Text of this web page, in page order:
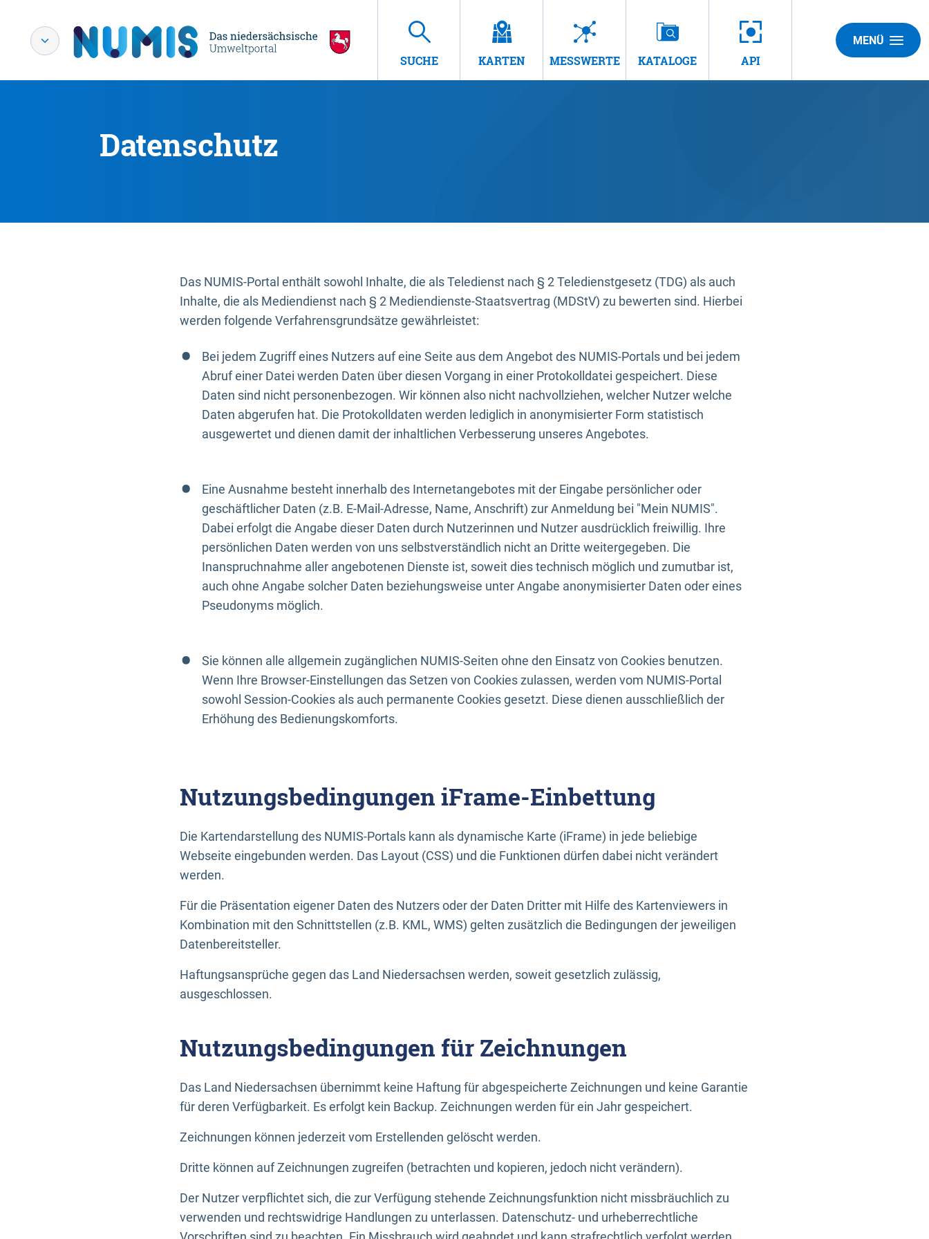
SUCHE KARTEN MESSWERTE KATALOGE API
MENÜ
Datenschutz
Das NUMIS-Portal enthält sowohl Inhalte, die als Teledienst nach § 2 Teledienstgesetz (TDG) als auch
Inhalte, die als Mediendienst nach § 2 Mediendienste-Staatsvertrag (MDStV) zu bewerten sind. Hierbei
werden folgende Verfahrensgrundsätze gewährleistet:
Bei jedem Zugriff eines Nutzers auf eine Seite aus dem Angebot des NUMIS-Portals und bei jedem
Abruf einer Datei werden Daten über diesen Vorgang in einer Protokolldatei gespeichert. Diese
Daten sind nicht personenbezogen. Wir können also nicht nachvollziehen, welcher Nutzer welche
Daten abgerufen hat. Die Protokolldaten werden lediglich in anonymisierter Form statistisch
ausgewertet und dienen damit der inhaltlichen Verbesserung unseres Angebotes.
Eine Ausnahme besteht innerhalb des Internetangebotes mit der Eingabe persönlicher oder
geschäftlicher Daten (z.B. E-Mail-Adresse, Name, Anschrift) zur Anmeldung bei "Mein NUMIS".
Dabei erfolgt die Angabe dieser Daten durch Nutzerinnen und Nutzer ausdrücklich freiwillig. Ihre
persönlichen Daten werden von uns selbstverständlich nicht an Dritte weitergegeben. Die
Inanspruchnahme aller angebotenen Dienste ist, soweit dies technisch möglich und zumutbar ist,
auch ohne Angabe solcher Daten beziehungsweise unter Angabe anonymisierter Daten oder eines
Pseudonyms möglich.
Sie können alle allgemein zugänglichen NUMIS-Seiten ohne den Einsatz von Cookies benutzen.
Wenn Ihre Browser-Einstellungen das Setzen von Cookies zulassen, werden vom NUMIS-Portal
sowohl Session-Cookies als auch permanente Cookies gesetzt. Diese dienen ausschließlich der
Erhöhung des Bedienungskomforts.
Nutzungsbedingungen iFrame-Einbettung
Die Kartendarstellung des NUMIS-Portals kann als dynamische Karte (iFrame) in jede beliebige
Webseite eingebunden werden. Das Layout (CSS) und die Funktionen dürfen dabei nicht verändert
werden.
Für die Präsentation eigener Daten des Nutzers oder der Daten Dritter mit Hilfe des Kartenviewers in
Kombination mit den Schnittstellen (z.B. KML, WMS) gelten zusätzlich die Bedingungen der jeweiligen
Datenbereitsteller.
Haftungsansprüche gegen das Land Niedersachsen werden, soweit gesetzlich zulässig,
ausgeschlossen.
Nutzungsbedingungen für Zeichnungen
Das Land Niedersachsen übernimmt keine Haftung für abgespeicherte Zeichnungen und keine Garantie
für deren Verfügbarkeit. Es erfolgt kein Backup. Zeichnungen werden für ein Jahr gespeichert.
Zeichnungen können jederzeit vom Erstellenden gelöscht werden.
Dritte können auf Zeichnungen zugreifen (betrachten und kopieren, jedoch nicht verändern).
Der Nutzer verpflichtet sich, die zur Verfügung stehende Zeichnungsfunktion nicht missbräuchlich zu
verwenden und rechtswidrige Handlungen zu unterlassen. Datenschutz- und urheberrechtliche